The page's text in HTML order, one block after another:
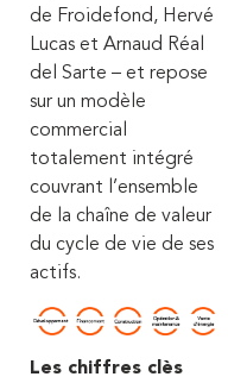
de Froidefond, Hervé
Lucas et Arnaud Réal
del Sarte – et repose
sur un modèle
commercial
totalement intégré
couvrant l’ensemble
de la chaîne de valeur
du cycle de vie de ses
actifs.
Les chiffres clès